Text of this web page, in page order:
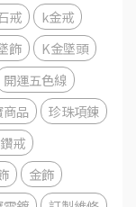
戒
k金戒
飾
K金墜頭
開運五色線
商品
珍珠項鍊
戒
金飾